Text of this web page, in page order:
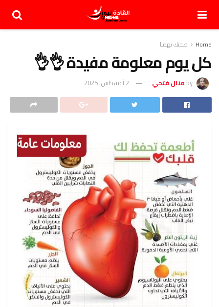
Home صحتك تهمنا
كل يوم معلومة مفيدة 👌👌
by منال فتحي 2 أغسطس، 2025